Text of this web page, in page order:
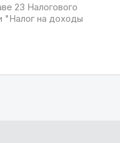
23 Налогового
"Налог на доходы